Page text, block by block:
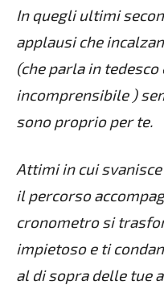
In quegli ultimi
applausi che
(che parla in tedesco
incomprensibile )
sono proprio per te.
Attimi in cui
il percorso
cronometro si
impietoso e ti
al di sopra delle tue